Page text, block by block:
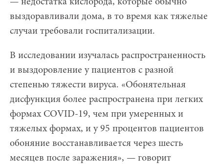
выздоравливали дома, в то время как тяжелые
случаи требовали госпитализации.
В исследовании изучалась распространенность
и выздоровление у пациентов с разной
степенью тяжести вируса. «Обонятельная
дисфункция более распространена при легких
формах COVID-19, чем при умеренных и
тяжелых формах, и у 95 процентов пациентов
обоняние восстанавливается через шесть
месяцев после заражения», — говорит